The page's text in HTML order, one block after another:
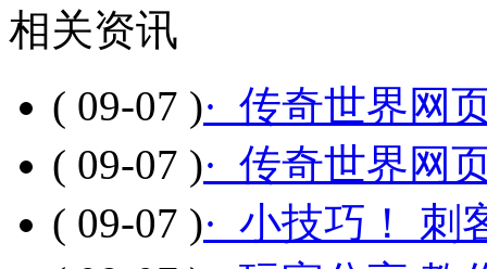
相关资讯
( 09-07 )· 传奇世界网
( 09-07 )· 传奇世界网
( 09-07 )· 小技巧！ 刺